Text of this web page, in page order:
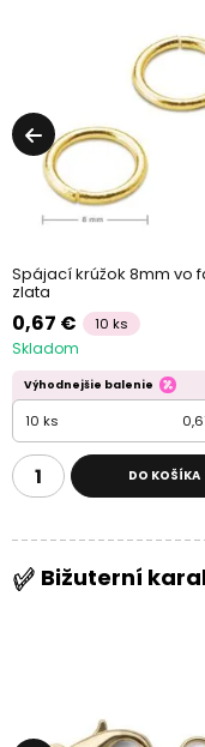
Spájací krúžok 8mm vo
zlata
0,67 € 10 ks
Skladom
Výhodnejšie balenie
10 ks
DO KOŠÍKA
Bižuterní